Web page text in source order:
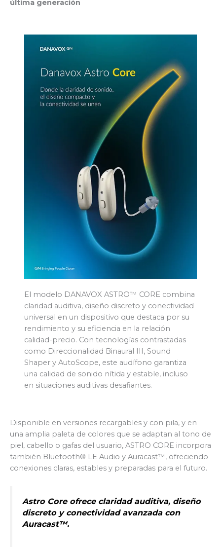
última generación
El modelo DANAVOX ASTRO™ CORE combina
claridad auditiva, diseño discreto y conectividad
universal en un dispositivo que destaca por su
rendimiento y su eficiencia en la relación
calidad-precio. Con tecnologías contrastadas
como Direccionalidad Binaural III, Sound
Shaper y AutoScope, este audífono garantiza
una calidad de sonido nítida y estable, incluso
en situaciones auditivas desafiantes.
Disponible en versiones recargables y con pila, y en
una amplia paleta de colores que se adaptan al tono de
piel, cabello o gafas del usuario, ASTRO CORE incorpora
también Bluetooth® LE Audio y Auracast™, ofreciendo
conexiones claras, estables y preparadas para el futuro.
Astro Core ofrece claridad auditiva, diseño
discreto y conectividad avanzada con
Auracast™.